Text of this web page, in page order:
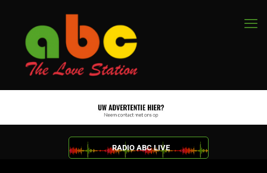
RADIO ABC LIVE